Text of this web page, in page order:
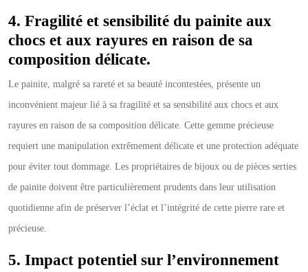
4. Fragilité et sensibilité du painite aux
chocs et aux rayures en raison de sa
composition délicate.
Le painite, malgré sa rareté et sa beauté incontestées, présente un
inconvénient majeur lié à sa fragilité et sa sensibilité aux chocs et aux
rayures en raison de sa composition délicate. Cette gemme précieuse
requiert une manipulation extrêmement délicate et une protection adéquate
pour éviter tout dommage. Les propriétaires de bijoux ou de pièces serties
de painite doivent être particulièrement prudents dans leur utilisation
quotidienne afin de préserver l’éclat et l’intégrité de cette pierre rare et
précieuse.
5. Impact potentiel sur l’environnement